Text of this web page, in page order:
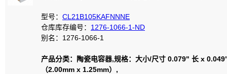
型号： CL21B105KAFNNNE
仓库库存编号： 1276-1066-1-ND
别名：1276-1066-1
产品分类：陶瓷电容器,规格：大小/尺寸 0.079" 长 x
（2.00mm x 1.25mm）,